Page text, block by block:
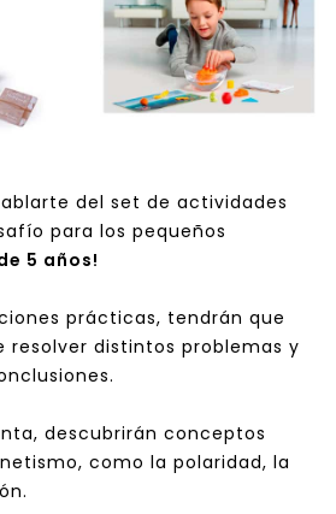
del set de actividades
para los pequeños
5 años!
prácticas, tendrán que
resolver distintos problemas y
descubrirán conceptos
como la polaridad, la